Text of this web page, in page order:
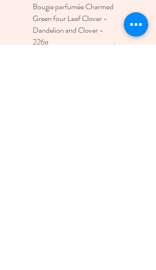
Bougie parfumée Charmed
Green four Leaf Clover -
Dandelion and Clover -
226g
Oz./118Ml
Moon
Prijs
€ 30,00